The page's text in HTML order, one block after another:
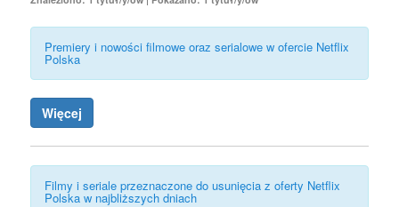
Premiery i nowości filmowe oraz serialowe w ofercie Netflix
Polska
Więcej
Filmy i seriale przeznaczone do usunięcia z oferty Netflix
Polska w najbliższych dniach